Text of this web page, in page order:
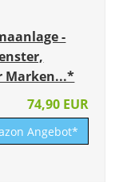
-
Marken...*
74,90 EUR
Angebot*